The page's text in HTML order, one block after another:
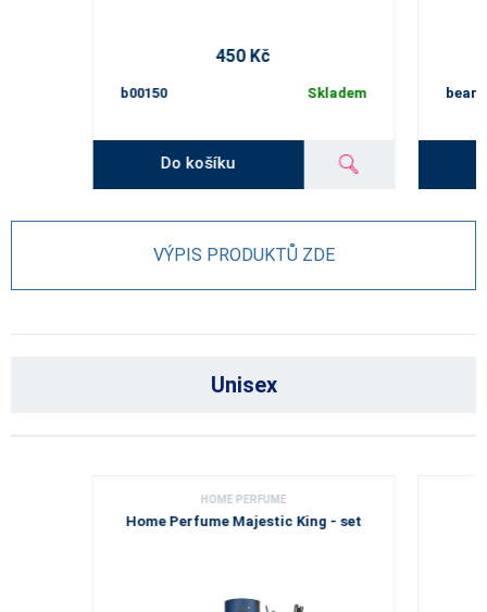
450 Kč
b00150 Skladem
Do košíku
VÝPIS PRODUKTŮ ZDE
Unisex
HOME PERFUME
Home Perfume Majestic King - set